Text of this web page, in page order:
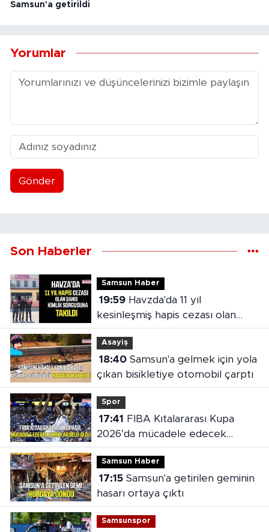
Samsun'a getirildi
Yorumlar
Gönder
Son Haberler
Samsun Haber
19:59Havzda'da 11 yıl
kesinleşmiş hapis cezası olan
şahıs yakalandı
Asayiş
18:40Samsun'a gelmek için yola
çıkan bisikletiye otomobil çarptı
Spor
17:41
2026’da mücadele edecek
takımlar belli oldu
Samsun Haber
17:15Samsun'a getirilen geminin
hasarı ortaya çıktı
Samsunspor